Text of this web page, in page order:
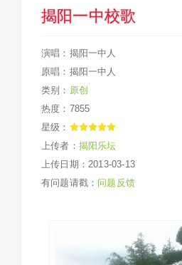
揭阳一中校歌
演唱：揭阳一中人
原唱：揭阳一中人
类别： 原创
热度：7855
星级：
上传者： 揭阳乐坛
上传日期：2013-03-13
有问题请戳： 问题反馈